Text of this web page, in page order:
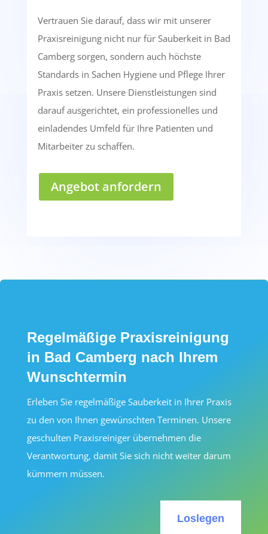
Vertrauen Sie darauf, dass wir mit unserer
Praxisreinigung nicht nur für Sauberkeit in Bad
Camberg sorgen, sondern auch höchste
Standards in Sachen Hygiene und Pflege Ihrer
Praxis setzen. Unsere Dienstleistungen sind
darauf ausgerichtet, ein professionelles und
einladendes Umfeld für Ihre Patienten und
Mitarbeiter zu schaffen.
Angebot anfordern
Regelmäßige Praxisreinigung
in Bad Camberg nach Ihrem
Wunschtermin
Erleben Sie regelmäßige Sauberkeit in Ihrer Praxis
zu den von Ihnen gewünschten Terminen. Unsere
geschulten Praxisreiniger übernehmen die
Verantwortung, damit Sie sich nicht weiter darum
kümmern müssen.
Loslegen